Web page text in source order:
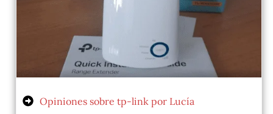
Opiniones sobre tp-link por Lucía